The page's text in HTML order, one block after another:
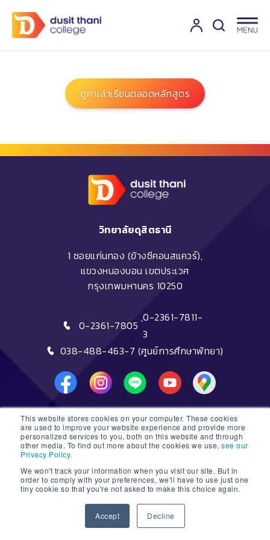
This website stores cookies on your computer. These cookies
are used to improve your website experience and provide more
personalized services to you, both on this website and through
other media. To find out more about the cookies we use, see our
Privacy Policy.
We won't track your information when you visit our site. But in
order to comply with your preferences, we'll have to use just one
tiny cookie so that you're not asked to make this choice again.
Accept Decline
ดูค่าเล่าเรียนตลอดหลักสูตร
วิทยาลัยดุสิตธานี
1 ซอยแก่นทอง (ข้างซีคอนสแควร์),
แขวงหนองบอน เขตประเวศ
กรุงเทพมหานคร 10250
0-2361-7805
,0-2361-7811-
3
038-488-463-7 (ศูนย์การศึกษาพัทยา)
DTC HOTLINE
FAQs
ติดต่อฝ่ายรับสมัครหลักสูตรระยะสั้น
ติดต่อฝ่ายรับสมัครหลักสูตรปริญญา
© 2026 Dusit Thani College |